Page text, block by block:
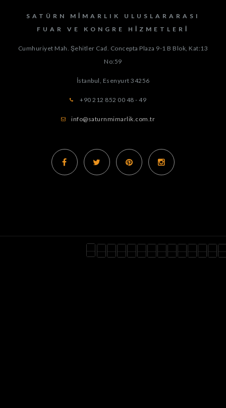
SATÜRN MIMARLIK ULUSLARARASI
FUAR VE KONGRE HIZMETLERI
Cumhuriyet Mah. Şehitler Cad. Concepta Plaza 9-1 B Blok, Kat:13
No:59
İstanbul, Esenyurt 34256
+90 212 852 00 48 - 49
info@saturnmimarlik.com.tr